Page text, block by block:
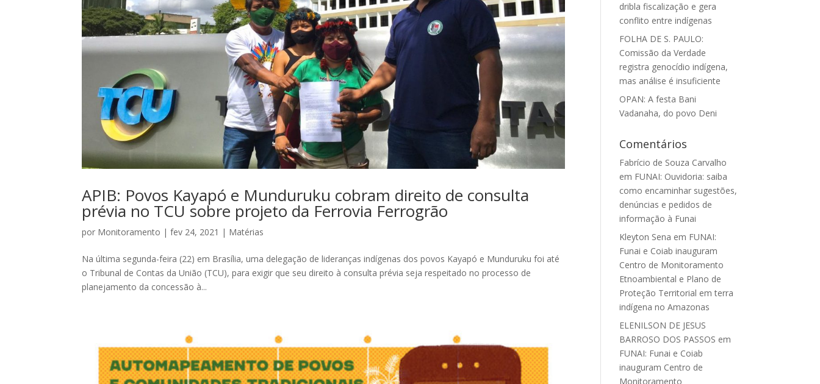
APIB: Povos Kayapó e Munduruku cobram direito de consulta
prévia no TCU sobre projeto da Ferrovia Ferrogrão
por Monitoramento |fev 24, 2021 | Matérias
Na última segunda-feira (22) em Brasília, uma delegação de lideranças indígenas dos povos Kayapó e Munduruku foi até
o Tribunal de Contas da União (TCU), para exigir que seu direito à consulta prévia seja respeitado no processo de
planejamento da concessão à...
dribla fiscalização e gera
conflito entre indígenas
FOLHA DE S. PAULO:
Comissão da Verdade
registra genocídio indígena,
mas análise é insuficiente
OPAN: A festa Bani
Vadanaha, do povo Deni
Comentários
Fabrício de Souza Carvalho
em FUNAI: Ouvidoria: saiba
como encaminhar sugestões,
denúncias e pedidos de
informação à Funai
Kleyton Sena em FUNAI:
Funai e Coiab inauguram
Centro de Monitoramento
Etnoambiental e Plano de
Proteção Territorial em terra
indígena no Amazonas
ELENILSON DE JESUS
BARROSO DOS PASSOS em
FUNAI: Funai e Coiab
inauguram Centro de
Monitoramento